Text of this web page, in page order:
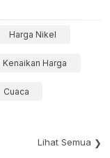
Harga Nikel
Kenaikan Harga
Cuaca
Lihat Semua